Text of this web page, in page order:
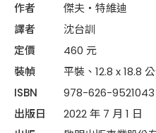
作者
傑夫・特維迪
譯者
沈台訓
定價
460 元
裝幀
平裝、12.8 x 18.8
ISBN
978-626-9521043
出版日
2022 年 7 月 1 日